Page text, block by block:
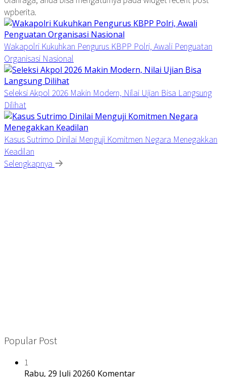
wpberita.
Wakapolri Kukuhkan Pengurus KBPP Polri, Awali Penguatan
Organisasi Nasional
Seleksi Akpol 2026 Makin Modern, Nilai Ujian Bisa Langsung
Dilihat
Kasus Sutrimo Dinilai Menguji Komitmen Negara Menegakkan
Keadilan
Selengkapnya
Popular Post
1
Rabu, 29 Juli 20260 Komentar